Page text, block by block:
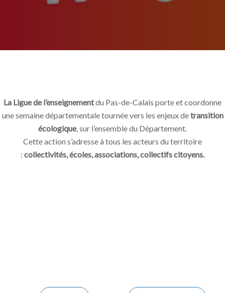
La Ligue de l’enseignementdu Pas-de-Calais porte et coordonne
une semaine départementale tournée vers les enjeux detransition
écologique, sur l’ensemble du Département.
Cette action s’adresse à tous les acteurs du territoire
: collectivités, écoles, associations, collectifs citoyens.